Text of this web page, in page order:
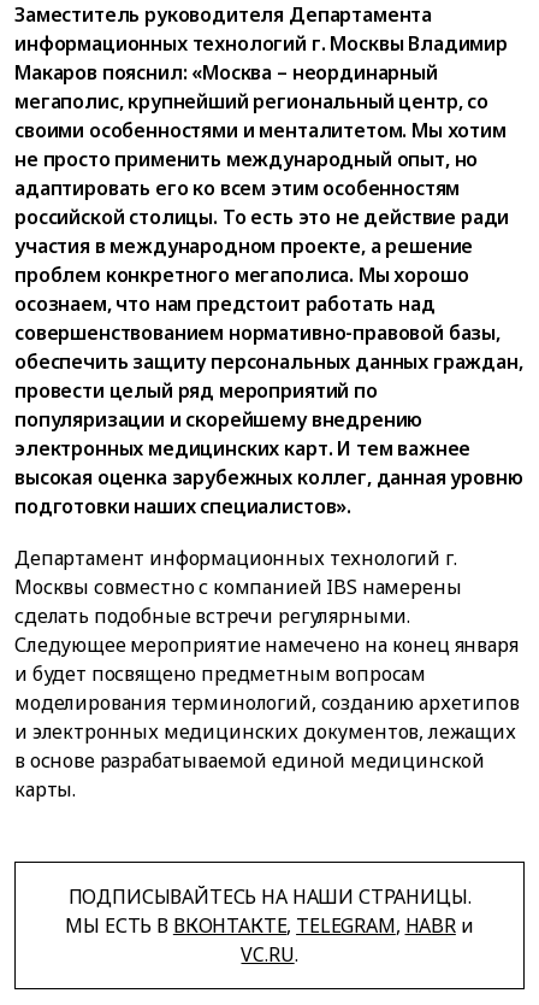
Заместитель руководителя Департамента
информационных технологий г. Москвы Владимир
Макаров пояснил: «Москва – неординарный
мегаполис, крупнейший региональный центр, со
своими особенностями и менталитетом. Мы хотим
не просто применить международный опыт, но
адаптировать его ко всем этим особенностям
российской столицы. То есть это не действие ради
участия в международном проекте, а решение
проблем конкретного мегаполиса. Мы хорошо
осознаем, что нам предстоит работать над
совершенствованием нормативно-правовой базы,
обеспечить защиту персональных данных граждан,
провести целый ряд мероприятий по
популяризации и скорейшему внедрению
электронных медицинских карт. И тем важнее
высокая оценка зарубежных коллег, данная уровню
подготовки наших специалистов».
Департамент информационных технологий г.
Москвы совместно с компанией IBS намерены
сделать подобные встречи регулярными.
Следующее мероприятие намечено на конец января
и будет посвящено предметным вопросам
моделирования терминологий, созданию архетипов
и электронных медицинских документов, лежащих
в основе разрабатываемой единой медицинской
карты.
ПОДПИСЫВАЙТЕСЬ НА НАШИ СТРАНИЦЫ.
МЫ ЕСТЬ В ВКОНТАКТЕ, TELEGRAM, HABRи
VC.RU.